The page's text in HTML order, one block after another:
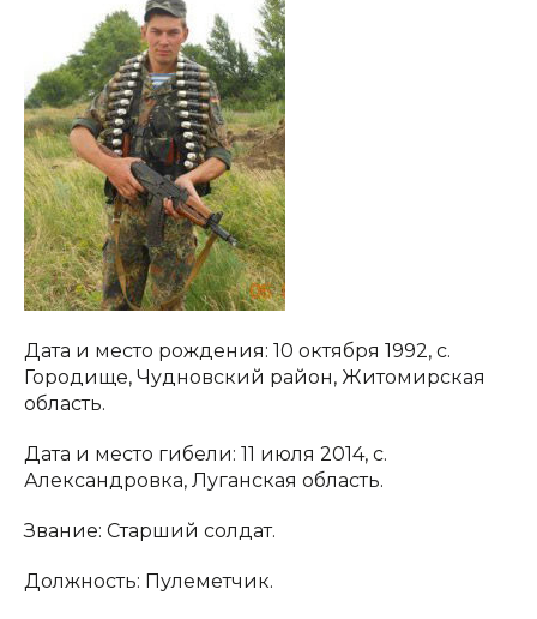
Дата и место рождения: 10 октября 1992, с.
Городище, Чудновский район, Житомирская
область.
Дата и место гибели: 11 июля 2014, с.
Александровка, Луганская область.
Звание: Старший солдат.
Должность: Пулеметчик.